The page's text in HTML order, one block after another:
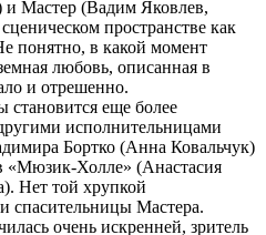
Мастер (Вадим Яковлев,
пространстве как
понятно, в какой момент
любовь, описанная в
и отрешенно.
становится еще более
исполнительницами
Бортко (Анна Ковальчук)
«Мюзик-Холле» (Анастасия
Нет той хрупкой
спасительницы Мастера.
очень искренней, зритель